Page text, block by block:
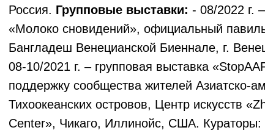
Россия. Групповые выставки: - 08/2022 г.
«Молоко сновидений», официальный
Бангладеш Венецианской Биеннале, г.
08-10/2021 г. – групповая выставка
поддержку сообщества жителей Азиатско-
Тихоокеанских островов, Центр искусств
Center», Чикаго, Иллинойс, США. Кураторы: